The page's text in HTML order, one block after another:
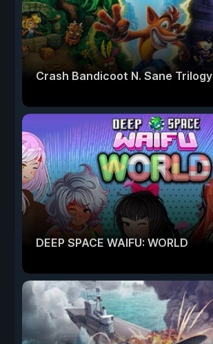
Crash Bandicoot N. Sane Trilogy
DEEP SPACE WAIFU: WORLD